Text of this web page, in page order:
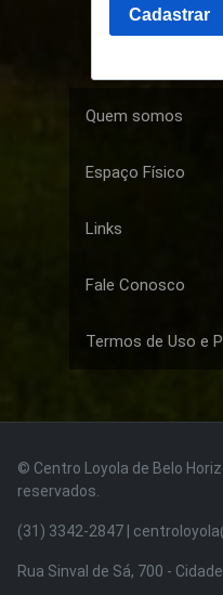
Quem somos
Espaço Físico
Links
Fale Conosco
Termos de Uso e
© Centro Loyola de Belo
reservados.
(31) 3342-2847 |
Rua Sinval de Sá, 700 -